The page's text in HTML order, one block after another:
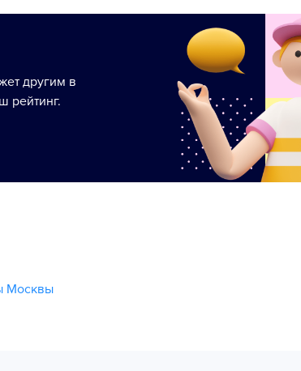
другим в
рейтинг.
Москвы